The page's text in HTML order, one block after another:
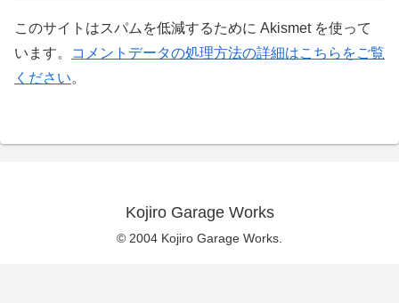
このサイトはスパムを低減するために Akismet を使って
います。
コメントデータの処理方法の詳細はこちらをご覧
ください。
Kojiro Garage Works
© 2004 Kojiro Garage Works.